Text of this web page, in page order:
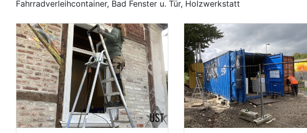
Fahrradverleihcontainer, Bad Fenster u. Tür, Holzwerkstatt